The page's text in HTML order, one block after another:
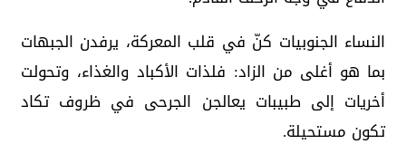
النساء الجنوبيات كنّ في قلب المعركة، يرفدن الجبهات
بما هو أغلى من الزاد: فلذات الأكباد والغذاء، وتحولت
أخريات إلى طبيبات يعالجن الجرحى في ظروف تكاد
تكون مستحيلة.